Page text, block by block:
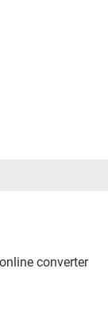
converter